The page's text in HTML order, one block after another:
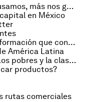
Robots y Drones: cuanto más los usamos, más nos gustan
en México
¿Libres?: Sobre los sesgos en la información que consumimos
América Latina
El arma secreta del crecimiento: Los pobres y la clase media
productos?
rutas comerciales